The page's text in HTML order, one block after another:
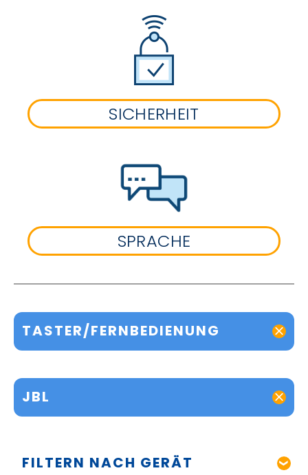
SICHERHEIT
SPRACHE
TASTER/FERNBEDIENUNG
JBL
FILTERN NACH GERÄT